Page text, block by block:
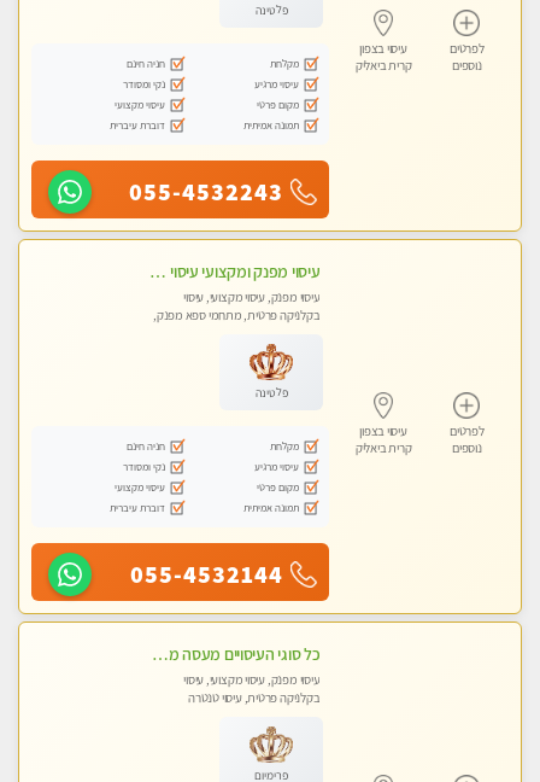
לפרטים
נוספים
עיסוי בצפון
קרית ביאליק
פלטינה
מקלחת
חניה חינם
עיסוי מרגיע
נקי ומסודר
מקום פרטי
עיסוי מקצועי
תמונה אמיתית
דוברת עיברית
055-4532243
לפרטים
נוספים
עיסוי בצפון
קרית ביאליק
עיסוי מפנק ומקצועי עיסוי עם אבנים חמות. מעסה עם תעודות. טיפול מרגיע משחרר באווירה נעימה נקיה ומסודרת. יש חניה ומקלחת
עיסוי מפנק, עיסוי מקצועי, עיסוי
בקלניקה פרטית, מתחמי ספא מפנק,
פלטינה
מקלחת
חניה חינם
עיסוי מרגיע
נקי ומסודר
מקום פרטי
עיסוי מקצועי
תמונה אמיתית
דוברת עיברית
055-4532144
כל סוגי העיסויים מעסה מקצועית ואיכותית פרטי!!!
עיסוי מפנק, עיסוי מקצועי, עיסוי
בקלניקה פרטית, עיסוי טנטרה
פרימיום